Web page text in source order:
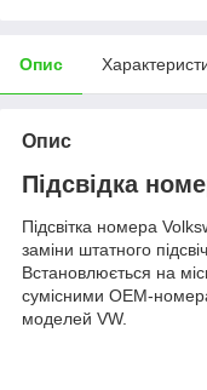
Опис
Опис
Підсвідка
Підсвітка номера
заміни штатного
Встановлюється на
сумісними OEM-
моделей VW.